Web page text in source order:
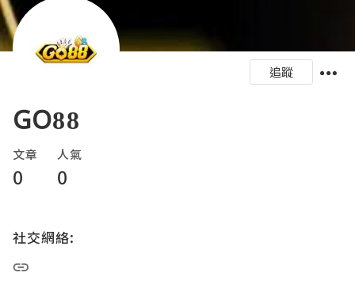
追蹤
GO88
文章
0
人氣
0
社交網絡: